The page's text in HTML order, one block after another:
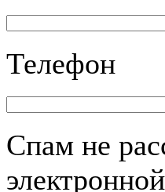
Телефон
Спам не